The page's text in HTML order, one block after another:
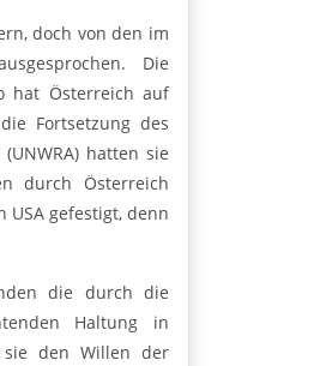
doch von den im
Die
hat Österreich auf
Fortsetzung des
hatten sie
durch Österreich
gefestigt, denn
die durch die
Haltung in
sie den Willen der